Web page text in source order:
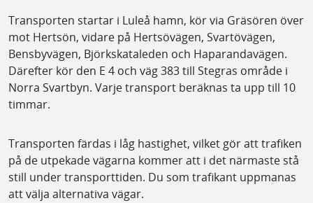
Transporten startar i Luleå hamn, kör via Gräsören över
mot Hertsön, vidare på Hertsövägen, Svartövägen,
Bensbyvägen, Björkskataleden och Haparandavägen.
Därefter kör den E 4 och väg 383 till Stegras område i
Norra Svartbyn. Varje transport beräknas ta upp till 10
timmar.
Transporten färdas i låg hastighet, vilket gör att trafiken
på de utpekade vägarna kommer att i det närmaste stå
still under transporttiden. Du som trafikant uppmanas
att välja alternativa vägar.